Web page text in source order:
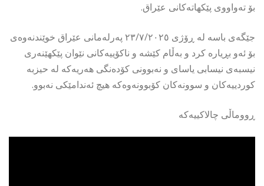
بۆ تەواووى پێکهاتەکانى عێراق.
جێگەى باسە لە ڕۆژى ٢٣/٧/٢٠٢٥ پەرلەمانى عێراق خوێندنەوەى
بۆ ئەو بڕیارە کرد و بەڵام کێشە و ناکۆییەکانى نێوان پێکهێنەرى
نیسبەى نیسابى یاساى و نەبوونى کۆدەنگى هەریەکە لە حیزبە
کوردییەکان و سوونەکان کۆبوونەوەکە هیچ ئەندامێکى نەبوو.
ڕووماڵى چالاکییەکە